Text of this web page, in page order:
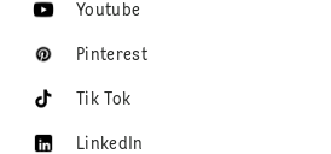
Youtube
Pinterest
Tik Tok
LinkedIn